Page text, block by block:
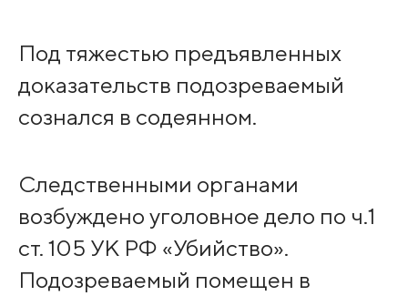
Под тяжестью предъявленных
доказательств подозреваемый
сознался в содеянном.
Следственными органами
возбуждено уголовное дело по ч.1
ст. 105 УК РФ «Убийство».
Подозреваемый помещен в